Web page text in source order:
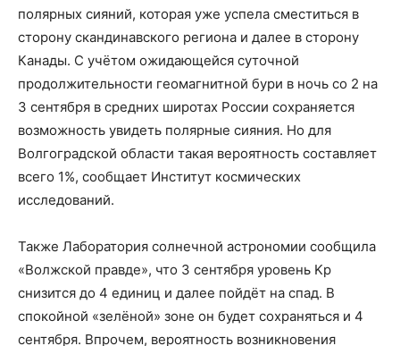
полярных сияний, которая уже успела сместиться в
сторону скандинавского региона и далее в сторону
Канады. С учётом ожидающейся суточной
продолжительности геомагнитной бури в ночь со 2 на
3 сентября в средних широтах России сохраняется
возможность увидеть полярные сияния. Но для
Волгоградской области такая вероятность составляет
всего 1%, сообщает Институт космических
исследований.
Также Лаборатория солнечной астрономии сообщила
«Волжской правде», что 3 сентября уровень Kp
снизится до 4 единиц и далее пойдёт на спад. В
спокойной «зелёной» зоне он будет сохраняться и 4
сентября. Впрочем, вероятность возникновения